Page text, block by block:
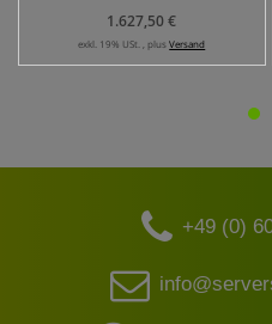
1.627,50 €
exkl. 19% USt. , plusVersand
+49 (0)